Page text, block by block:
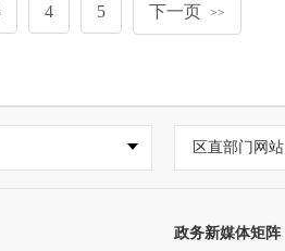
4 5 下一页 >>
区直部门网站
政务新媒体矩阵